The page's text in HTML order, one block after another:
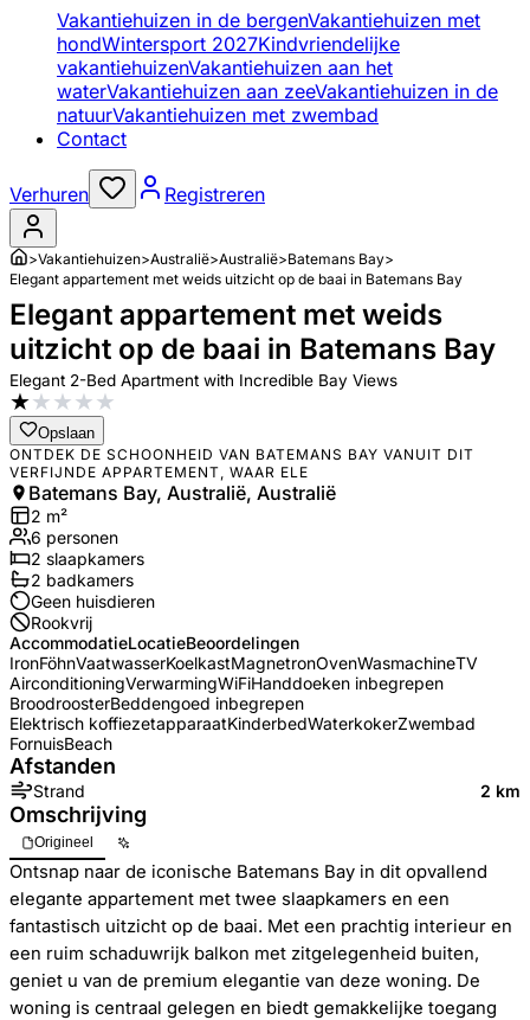
Vakantiehuizen in de bergenVakantiehuizen met
hondWintersport 2027Kindvriendelijke
vakantiehuizenVakantiehuizen aan het
waterVakantiehuizen aan zeeVakantiehuizen in de
natuurVakantiehuizen met zwembad
Contact
Verhuren Registreren
>Vakantiehuizen>Australië>Australië>Batemans Bay>
Elegant appartement met weids uitzicht op de baai in Batemans Bay
Elegant appartement met weids
uitzicht op de baai in Batemans Bay
Elegant 2-Bed Apartment with Incredible Bay Views
★★★★★
Opslaan
ONTDEK DE SCHOONHEID VAN BATEMANS BAY VANUIT DIT
VERFIJNDE APPARTEMENT, WAAR ELE
Batemans Bay, Australië, Australië
2 m²
6 personen
2 slaapkamers
2 badkamers
Geen huisdieren
Rookvrij
AccommodatieLocatieBeoordelingen
IronFöhnVaatwasserKoelkastMagnetronOvenWasmachineTV
AirconditioningVerwarmingWiFiHanddoeken inbegrepen
BroodroosterBeddengoed inbegrepen
Elektrisch koffiezetapparaatKinderbedWaterkokerZwembad
FornuisBeach
Afstanden
Strand 2 km
Omschrijving
Origineel
Ontsnap naar de iconische Batemans Bay in dit opvallend
elegante appartement met twee slaapkamers en een
fantastisch uitzicht op de baai. Met een prachtig interieur en
een ruim schaduwrijk balkon met zitgelegenheid buiten,
geniet u van de premium elegantie van deze woning. De
woning is centraal gelegen en biedt gemakkelijke toegang